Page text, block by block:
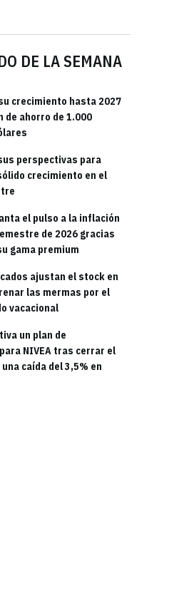
DE LA SEMANA
crecimiento hasta 2027
de ahorro de 1.000
perspectivas para
crecimiento en el
el pulso a la inflación
de 2026 gracias
gama premium
ajustan el stock en
las mermas por el
vacacional
un plan de
NIVEA tras cerrar el
caída del 3,5% en